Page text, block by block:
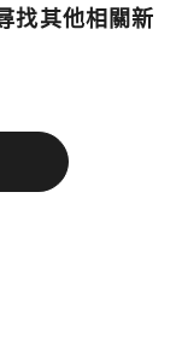
找其他相關新
，即可回到加密